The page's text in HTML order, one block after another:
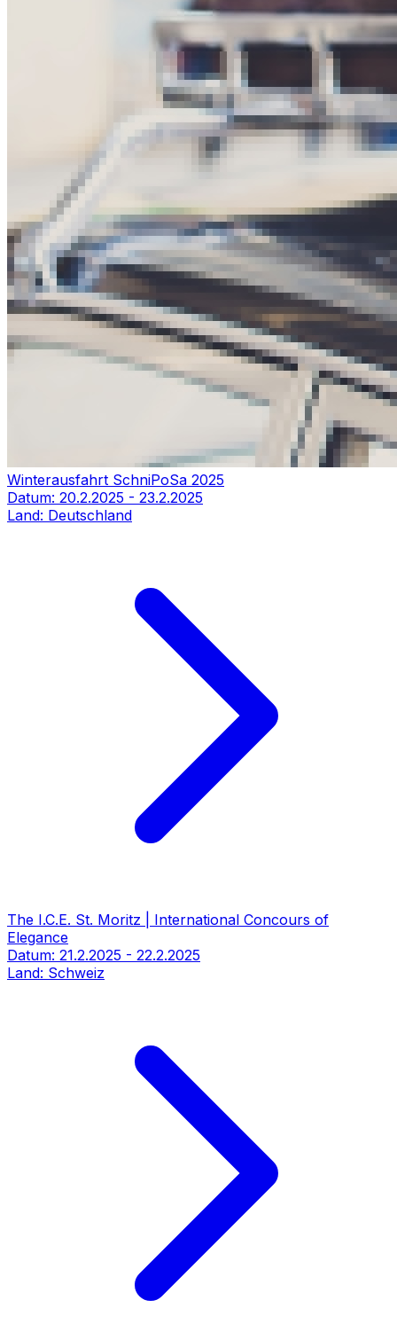
Winterausfahrt SchniPoSa 2025
Datum: 20.2.2025 - 23.2.2025
Land: Deutschland
The I.C.E. St. Moritz | International Concours of
Elegance
Datum: 21.2.2025 - 22.2.2025
Land: Schweiz